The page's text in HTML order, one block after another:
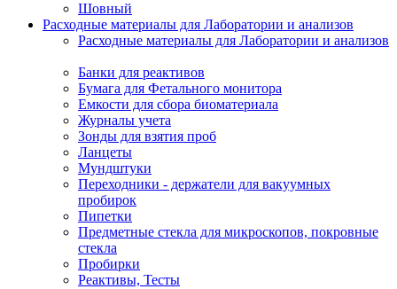
Шовный
Расходные материалы для Лаборатории и анализов
Расходные материалы для Лаборатории и анализов
Банки для реактивов
Бумага для Фетального монитора
Емкости для сбора биоматериала
Журналы учета
Зонды для взятия проб
Ланцеты
Мундштуки
Переходники - держатели для вакуумных
пробирок
Пипетки
Предметные стекла для микроскопов, покровные
стекла
Пробирки
Реактивы, Тесты